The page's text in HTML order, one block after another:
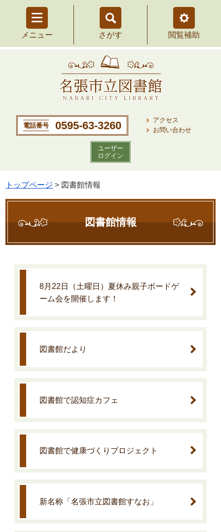
メニュー
開
さがす
開
く
閲覧補助
電話番号 0595-63-3260
アクセス
お問い合わせ
ユーザー
ログイン
トップページ > 図書館情報
図書館情報
8月22日（土曜日）夏休み親子ボードゲ
ーム会を開催します！
図書館だより
図書館で認知症カフェ
図書館で健康づくりプロジェクト
新名称「名張市立図書館すなお」